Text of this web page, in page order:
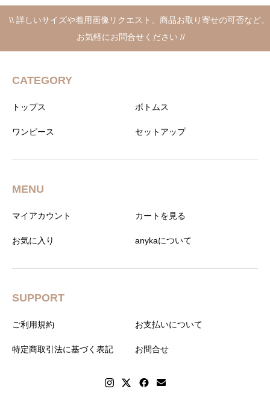
\\ 詳しいサイズや着用画像リクエスト、商品お取り寄せの可否など、
お気軽にお問合せください //
CATEGORY
トップス ボトムス
ワンピース セットアップ
MENU
マイアカウント カートを見る
お気に入り anykaについて
SUPPORT
ご利用規約 お支払いについて
特定商取引法に基づく表記 お問合せ